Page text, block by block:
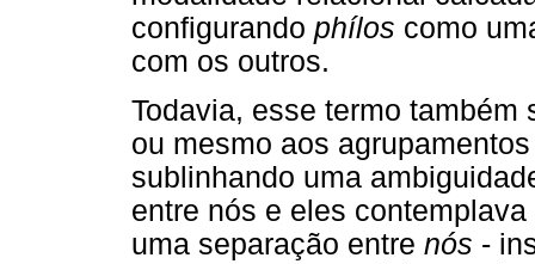
configurando phílos como
com os outros.
Todavia, esse termo
ou mesmo aos
sublinhando uma
entre nós e eles
uma separação entre nós -